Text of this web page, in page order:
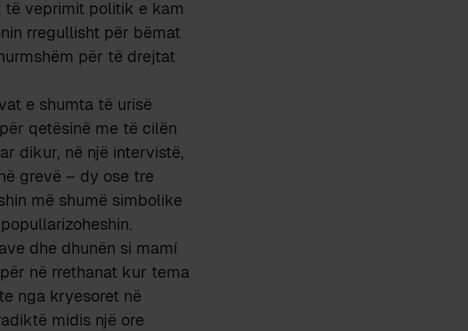
të veprimit politik e kam
rregullisht për bëmat
për të drejtat
e shumta të urisë
qetësinë me të cilën
dikur, në një intervistë,
grevë – dy ose tre
më shumë simbolike
dhe dhunën si mamí
në rrethanat kur tema
nga kryesoret në
midis një ore